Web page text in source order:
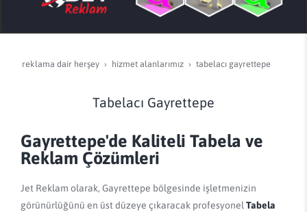
reklama dair herşey hi̇zmet alanlarimiz tabelacı gayrettepe
Tabelacı Gayrettepe
Gayrettepe'de Kaliteli Tabela ve
Reklam Çözümleri
Jet Reklam olarak, Gayrettepe bölgesinde işletmenizin
görünürlüğünü en üst düzeye çıkaracak profesyonel Tabela